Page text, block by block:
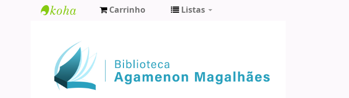
Agamenon
Magalhães
Carrinho Listas